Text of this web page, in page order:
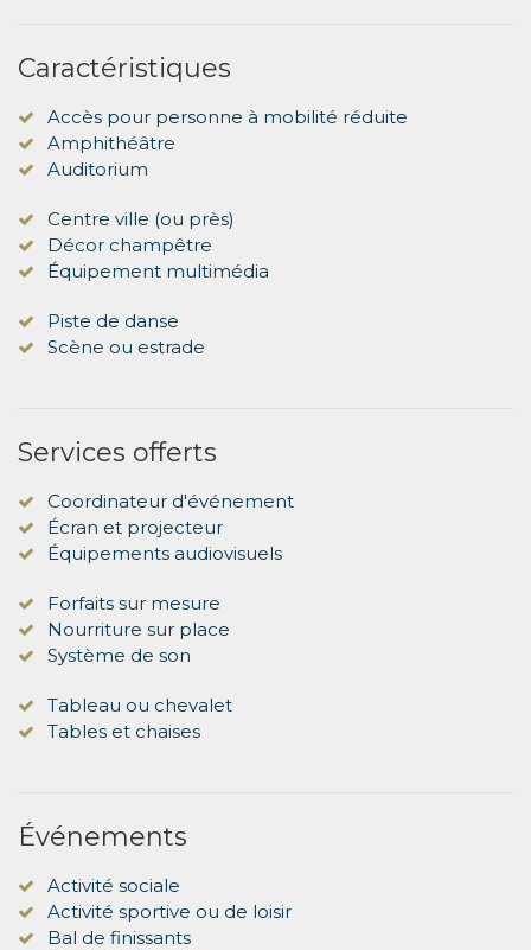
Caractéristiques
Accès pour personne à mobilité réduite
Amphithéâtre
Auditorium
Centre ville (ou près)
Décor champêtre
Équipement multimédia
Piste de danse
Scène ou estrade
Services offerts
Coordinateur d'événement
Écran et projecteur
Équipements audiovisuels
Forfaits sur mesure
Nourriture sur place
Système de son
Tableau ou chevalet
Tables et chaises
Événements
Activité sociale
Activité sportive ou de loisir
Bal de finissants